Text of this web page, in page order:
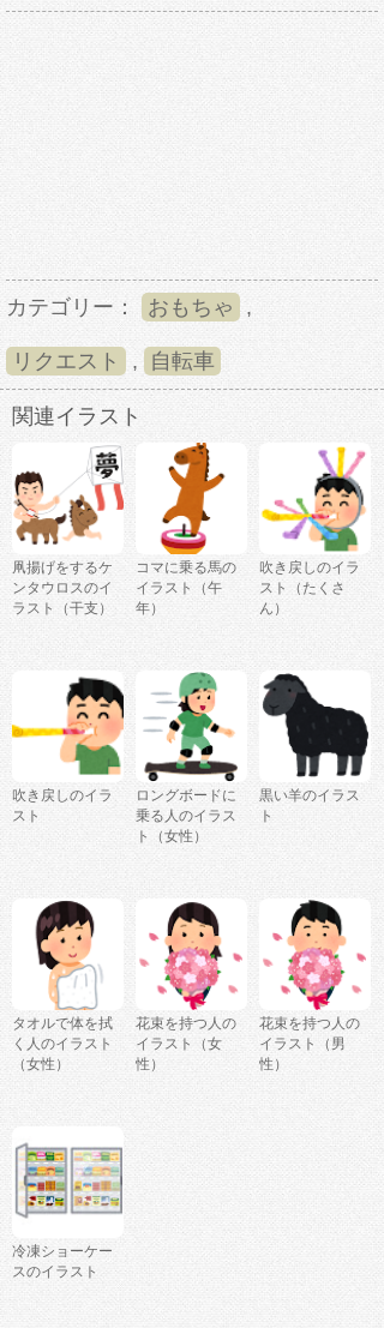
カテゴリー： おもちゃ ,
リクエスト , 自転車
関連イラスト
凧揚げをするケ
ンタウロスのイ
ラスト（干支）
コマに乗る馬の
イラスト（午
年）
吹き戻しのイラ
スト（たくさ
ん）
吹き戻しのイラ
スト
ロングボードに
乗る人のイラス
ト（女性）
黒い羊のイラス
ト
タオルで体を拭
く人のイラスト
（女性）
花束を持つ人の
イラスト（女
性）
花束を持つ人の
イラスト（男
性）
冷凍ショーケー
スのイラスト